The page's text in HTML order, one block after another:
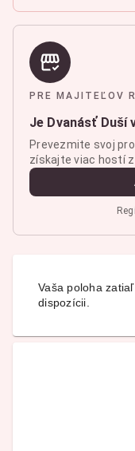
PRE MAJITEĽOV
Je Dvanásť Duší
Prevezmite svoj
získajte viac hostí z
Vaša poloha
dispozícii.